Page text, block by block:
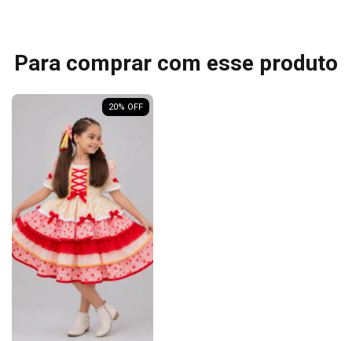
Para comprar com esse produto
20% OFF